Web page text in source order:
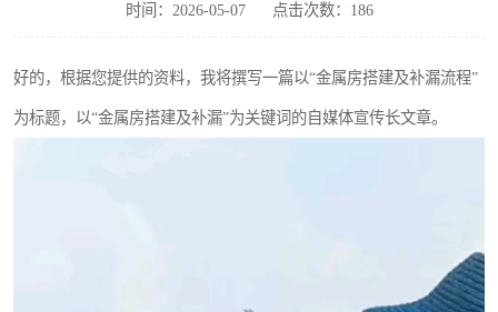
时间：2026-05-07 点击次数：186
好的，根据您提供的资料，我将撰写一篇以“金属房搭建及补漏流程”
为标题，以“金属房搭建及补漏”为关键词的自媒体宣传长文章。